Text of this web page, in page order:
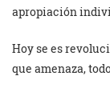
apropiación
Hoy se es
que amenaza,